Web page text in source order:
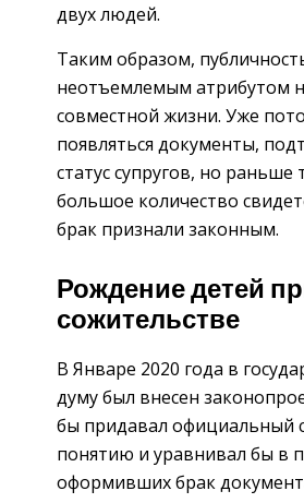
двух людей.
Таким образом,
неотъемлемым атрибутом
совместной жизни. Уже
появляться документы,
статус супругов, но раньше
большое количество
брак признали законным.
Рождение детей
сожительстве
В Январе 2020 года в
думу был внесен
бы придавал официальный
понятию и уравнивал бы в
оформивших брак